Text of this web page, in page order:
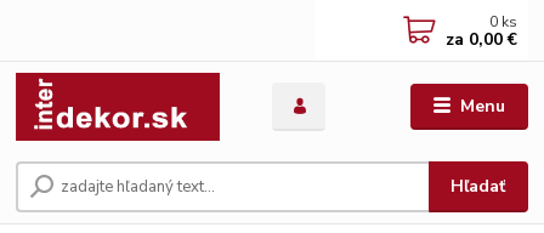
Menu
Hľadať
0 ks
za 0,00 €